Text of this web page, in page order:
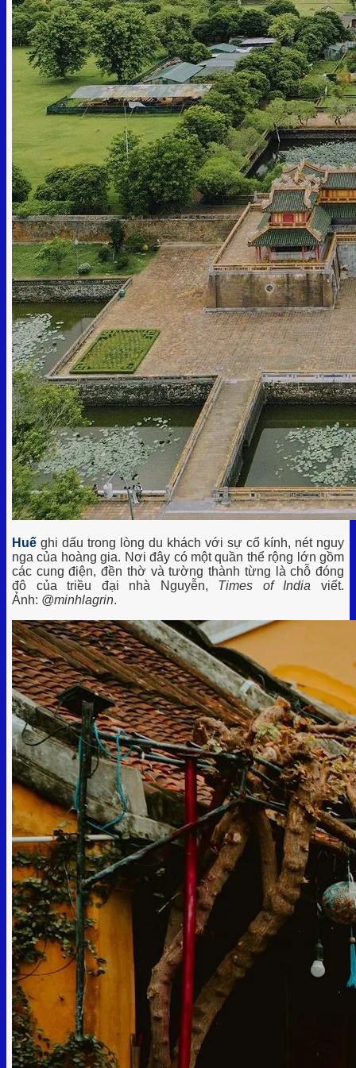
Huế ghi dấu trong lòng du khách với sự cổ kính, nét nguy
nga của hoàng gia. Nơi đây có một quần thể rộng lớn gồm
các cung điện, đền thờ và tường thành từng là chỗ đóng
đô của triều đại nhà Nguyễn, Times of India viết.
Ảnh: @minhlagrin.